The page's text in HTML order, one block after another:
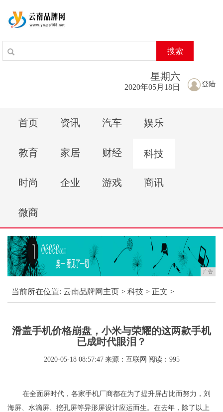
搜索
登陆
星期六
2020年05月18日
首页 资讯 汽车 娱乐
教育 家居 财经 科技
时尚 企业 游戏 商讯
微商
广告
当前所在位置: 云南品牌网主页 > 科技 > 正文 >
滑盖手机价格崩盘，小米与荣耀的这两款手机
已成时代眼泪？
2020-05-18 08:57:47 来源：互联网 阅读：995
在全面屏时代，各家手机厂商都在为了提升屏占比而努力，刘
海屏、水滴屏、挖孔屏等异形屏设计应运而生。在去年，除了以上